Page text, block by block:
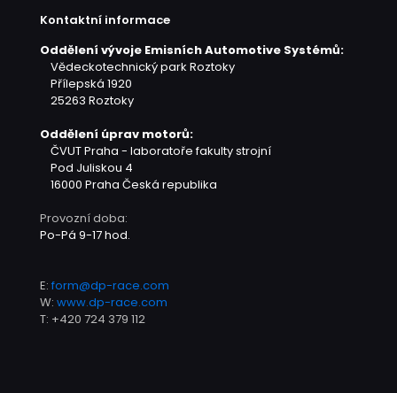
Kontaktní informace
Oddělení vývoje Emisních Automotive Systémů:
Vědeckotechnický park Roztoky
Přílepská 1920
25263 Roztoky
Oddělení úprav motorů:
ČVUT Praha - laboratoře fakulty strojní
Pod Juliskou 4
16000 Praha Česká republika
Provozní doba:
Po-Pá 9-17 hod.
E: form@dp-race.com
W: www.dp-race.com
T: +420 724 379 112